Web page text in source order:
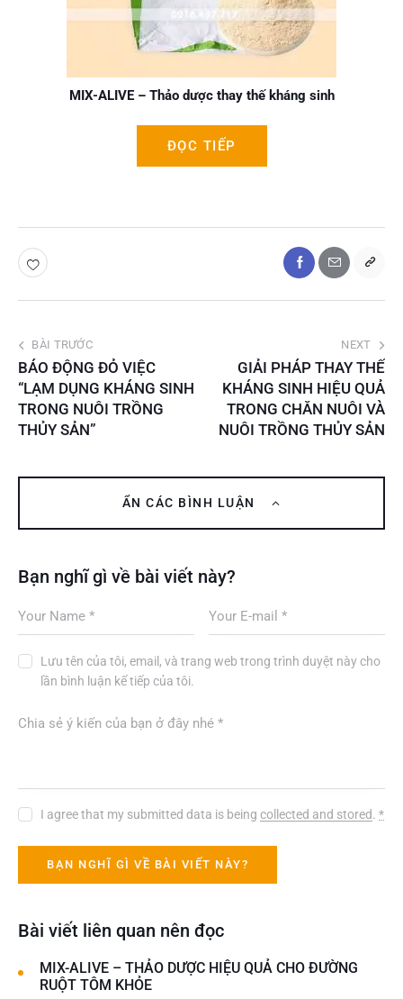
MIX-ALIVE – Thảo dược thay thế kháng sinh
ĐỌC TIẾP
BÀI TRƯỚC
BÁO ĐỘNG ĐỎ VIỆC
“LẠM DỤNG KHÁNG SINH
TRONG NUÔI TRỒNG
THỦY SẢN”
NEXT
GIẢI PHÁP THAY THẾ
KHÁNG SINH HIỆU QUẢ
TRONG CHĂN NUÔI VÀ
NUÔI TRỒNG THỦY SẢN
ẨN CÁC BÌNH LUẬN
Bạn nghĩ gì về bài viết này?
Lưu tên của tôi, email, và trang web trong trình duyệt này cho
lần bình luận kế tiếp của tôi.
I agree that my submitted data is beingcollected and stored.*
Bài viết liên quan nên đọc
MIX-ALIVE – THẢO DƯỢC HIỆU QUẢ CHO ĐƯỜNG
RUỘT TÔM KHỎE